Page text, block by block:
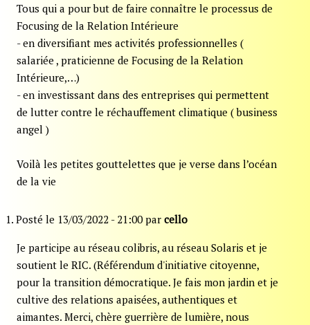
Tous qui a pour but de faire connaître le processus de
Focusing de la Relation Intérieure
- en diversifiant mes activités professionnelles (
salariée , praticienne de Focusing de la Relation
Intérieure,…)
- en investissant dans des entreprises qui permettent
de lutter contre le réchauffement climatique ( business
angel )
Voilà les petites gouttelettes que je verse dans l’océan
de la vie
1. Posté le 13/03/2022 - 21:00 par cello
Je participe au réseau colibris, au réseau Solaris et je
soutient le RIC. (Référendum d'initiative citoyenne,
pour la transition démocratique. Je fais mon jardin et je
cultive des relations apaisées, authentiques et
aimantes. Merci, chère guerrière de lumière, nous